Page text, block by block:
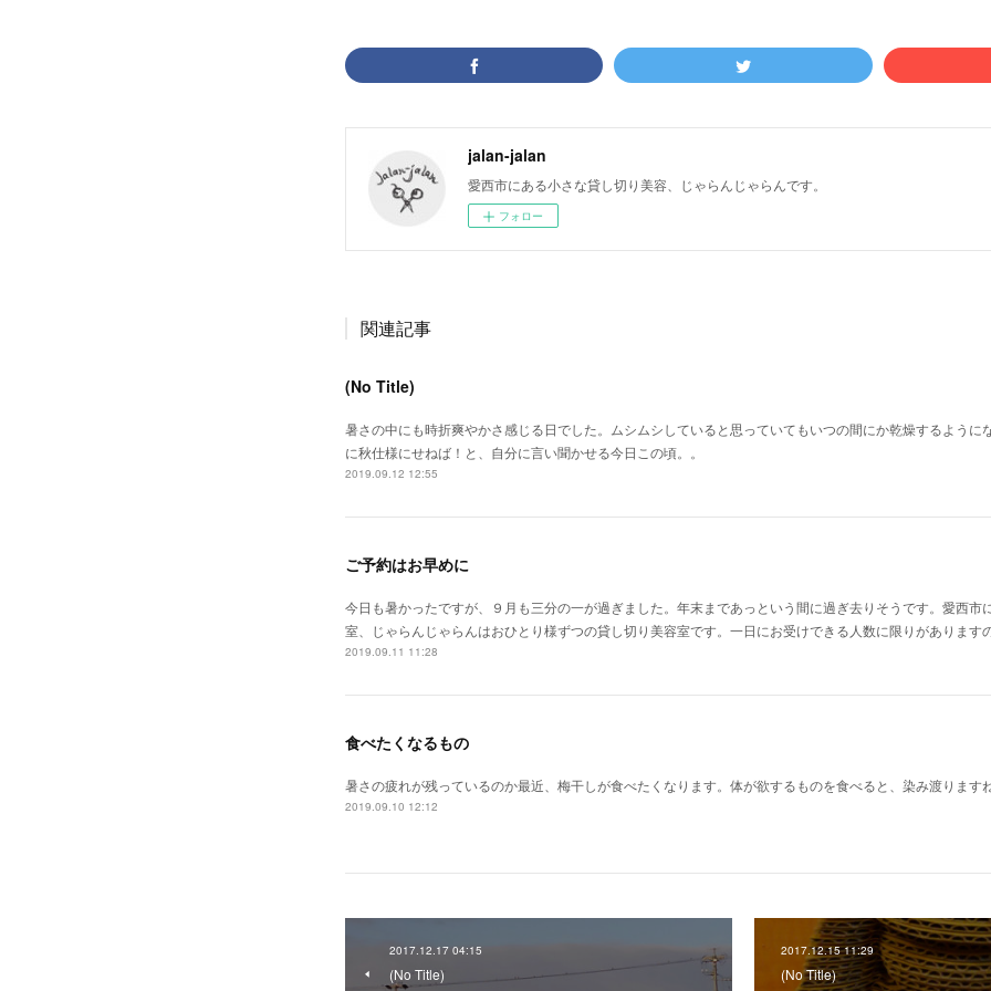
jalan-jalan
愛西市にある小さな貸し切り美容、じゃらんじゃらんです。
フォロー
関連記事
(No Title)
暑さの中にも時折爽やかさ感じる日でした。ムシムシしていると思っていてもいつの間にか乾燥するように
に秋仕様にせねば！と、自分に言い聞かせる今日この頃。。
2019.09.12 12:55
ご予約はお早めに
今日も暑かったですが、９月も三分の一が過ぎました。年末まであっという間に過ぎ去りそうです。愛西市
室、じゃらんじゃらんはおひとり様ずつの貸し切り美容室です。一日にお受けできる人数に限りがありま
2019.09.11 11:28
食べたくなるもの
暑さの疲れが残っているのか最近、梅干しが食べたくなります。体が欲するものを食べると、染み渡りますね
2019.09.10 12:12
2017.12.17 04:15
(No Title)
2017.12.15 11:29
(No Title)